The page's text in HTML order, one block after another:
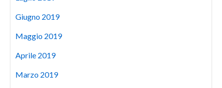
Giugno 2019
Maggio 2019
Aprile 2019
Marzo 2019